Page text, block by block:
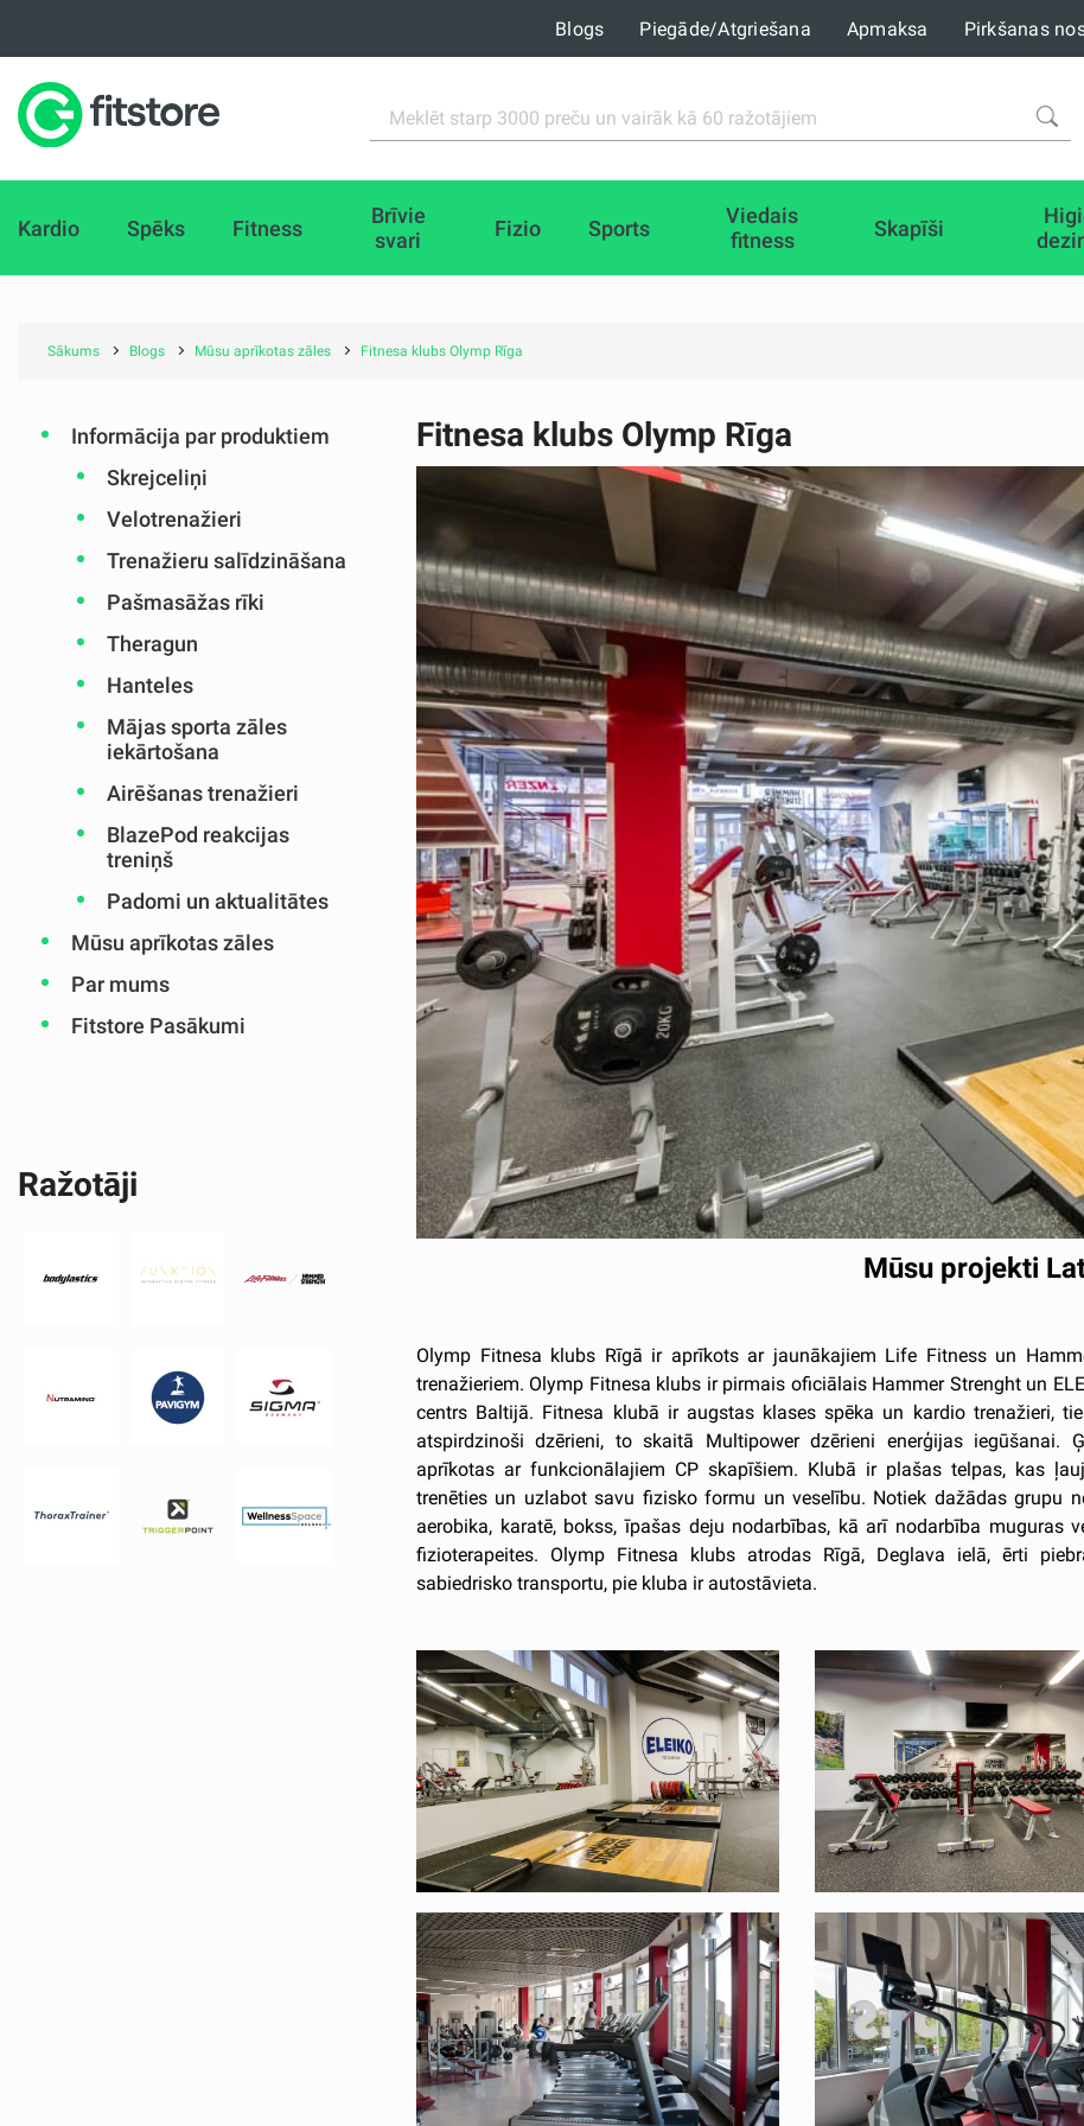
Blogs Piegāde/Atgriešana Apmaksa Pirkšanas
Kardio Spēks Fitness
Brīvie
svari
Fizio Sports
Viedais
fitness
Skapīši
Sākums Blogs Mūsu aprīkotas zāles Fitnesa klubs Olymp Rīga
Informācija par produktiem
Skrejceliņi
Velotrenažieri
Trenažieru salīdzināšana
Pašmasāžas rīki
Theragun
Hanteles
Mājas sporta zāles
iekārtošana
Airēšanas trenažieri
BlazePod reakcijas
treniņš
Padomi un aktualitātes
Mūsu aprīkotas zāles
Par mums
Fitstore Pasākumi
Ražotāji
Fitnesa klubs Olymp Rīga
Mūsu projekti
Olymp Fitnesa klubs Rīgā ir aprīkots ar jaunākajiem Life Fitness un
trenažieriem. Olymp Fitnesa klubs ir pirmais oficiālais Hammer Strenght un
centrs Baltijā. Fitnesa klubā ir augstas klases spēka un kardio trenažieri,
atspirdzinoši dzērieni, to skaitā Multipower dzērieni enerģijas iegūšanai.
aprīkotas ar funkcionālajiem CP skapīšiem. Klubā ir plašas telpas, kas
trenēties un uzlabot savu fizisko formu un veselību. Notiek dažādas grupu
aerobika, karatē, bokss, īpašas deju nodarbības, kā arī nodarbība muguras
fizioterapeites. Olymp Fitnesa klubs atrodas Rīgā, Deglava ielā, ērti
sabiedrisko transportu, pie kluba ir autostāvieta.